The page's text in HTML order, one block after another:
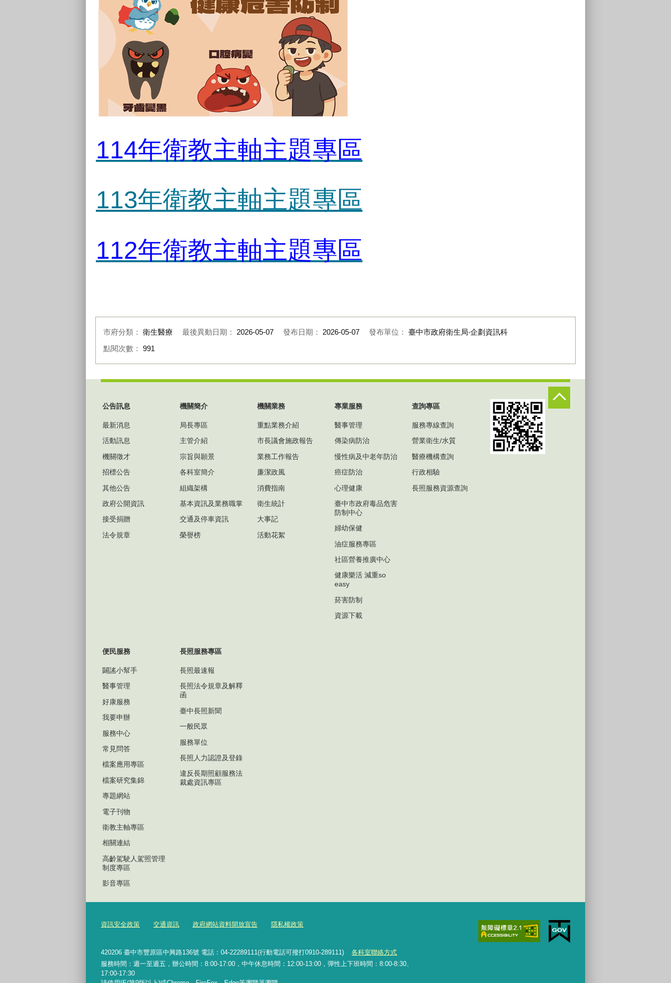
114年衛教主軸主題專區
113年衛教主軸主題專區
112年衛教主軸主題專區
市府分類： 衛生醫療 最後異動日期： 2026-05-07 發布日期： 2026-05-07 發布單位： 臺中市政府衛生局‧企劃資訊科
點閱次數： 991
公告訊息
最新消息
活動訊息
機關徵才
招標公告
其他公告
政府公開資訊
接受捐贈
法令規章
機關簡介
局長專區
主管介紹
宗旨與願景
各科室簡介
組織架構
基本資訊及業務職掌
交通及停車資訊
榮譽榜
機關業務
重點業務介紹
市長議會施政報告
業務工作報告
廉潔政風
消費指南
衛生統計
大事記
活動花絮
專業服務
醫事管理
傳染病防治
慢性病及中老年防治
癌症防治
心理健康
臺中市政府毒品危害
防制中心
婦幼保健
油症服務專區
社區營養推廣中心
健康樂活 減重so
easy
菸害防制
資源下載
查詢專區
服務專線查詢
營業衛生/水質
醫療機構查詢
行政相驗
長照服務資源查詢
便民服務
闢謠小幫手
醫事管理
好康服務
我要申辦
服務中心
常見問答
檔案應用專區
檔案研究集錦
專題網站
電子刊物
衛教主軸專區
相關連結
高齡駕駛人駕照管理
制度專區
影音專區
長照服務專區
長照最速報
長照法令規章及解釋
函
臺中長照新聞
一般民眾
服務單位
長照人力認證及登錄
違反長期照顧服務法
裁處資訊專區
資訊安全政策 交通資訊 政府網站資料開放宣告 隱私權政策
420206 臺中市豐原區中興路136號 電話：04-22289111(行動電話可撥打0910-289111)
各科室聯絡方式
服務時間：週一至週五，辦公時間：8:00-17:00，中午休息時間：12:00-13:00，彈性上下班時間：8:00-8:30、
17:00-17:30